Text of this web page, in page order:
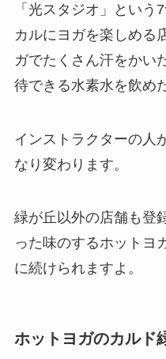
「光スタジオ」
という
カルにヨガを楽しめる
ガでたくさん汗をかい
待できる水素水を飲め
インストラクターの人
なり変わります。
緑が丘以外の店舗も登
った味のするホットヨ
に続けられますよ。
ホットヨガのカルド